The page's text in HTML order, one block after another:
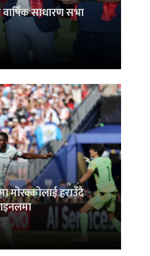
साधारण सभा
मोरक्कोलाई हराउँदै